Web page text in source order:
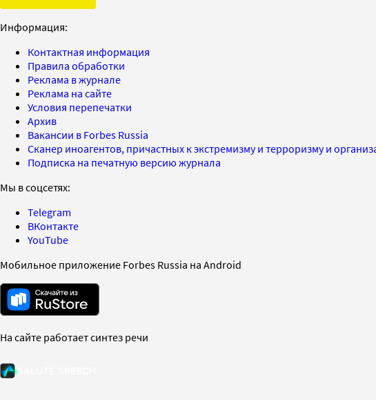
Информация:
Контактная информация
Правила обработки
Реклама в журнале
Реклама на сайте
Условия перепечатки
Архив
Вакансии в Forbes Russia
Сканер иноагентов, причастных к экстремизму и терроризму и
Подписка на печатную версию журнала
Мы в соцсетях:
Telegram
ВКонтакте
YouTube
Мобильное приложение Forbes Russia на Android
На сайте работает синтез речи